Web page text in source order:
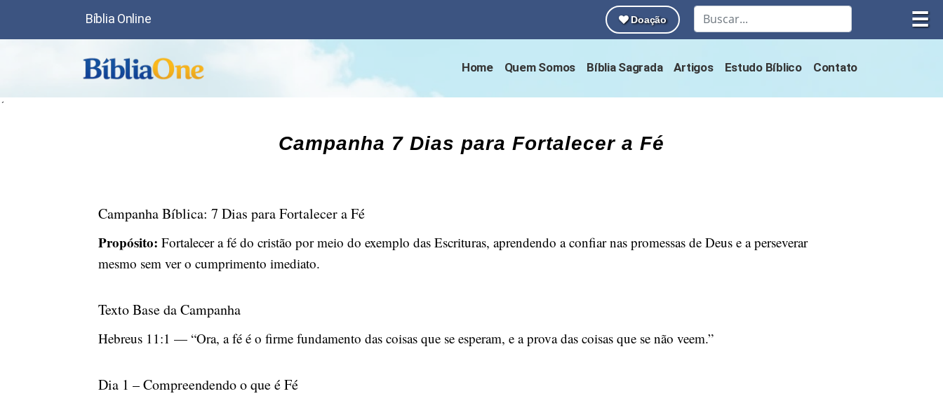
☰
Bíblia Online Doação
Home Quem Somos Bíblia Sagrada Artigos Estudo Bíblico Contato
´
Campanha 7 Dias para Fortalecer a Fé
Campanha Bíblica: 7 Dias para Fortalecer a Fé
Propósito: Fortalecer a fé do cristão por meio do exemplo das Escrituras, aprendendo a confiar nas promessas de Deus e a perseverar
mesmo sem ver o cumprimento imediato.
Texto Base da Campanha
Hebreus 11:1 — “Ora, a fé é o firme fundamento das coisas que se esperam, e a prova das coisas que se não veem.”
Dia 1 – Compreendendo o que é Fé